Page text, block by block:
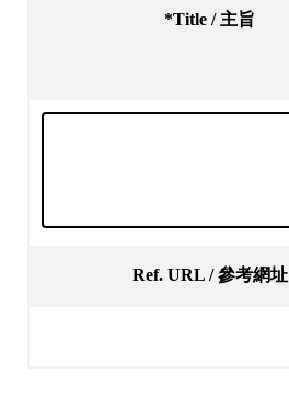
*Title / 主旨
Ref. URL / 參考網址